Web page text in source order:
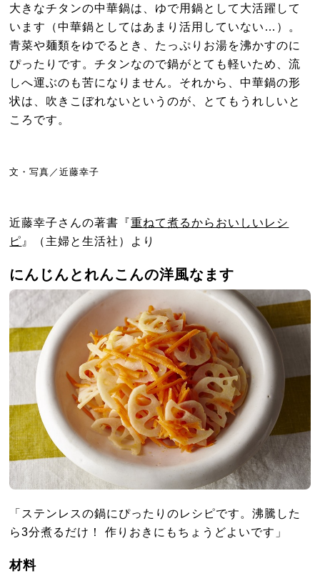
大きなチタンの中華鍋は、ゆで用鍋として大活躍して
います（中華鍋としてはあまり活用していない…）。
青菜や麺類をゆでるとき、たっぷりお湯を沸かすのに
ぴったりです。チタンなので鍋がとても軽いため、流
しへ運ぶのも苦になりません。それから、中華鍋の形
状は、吹きこぼれないというのが、とてもうれしいと
ころです。
文・写真／近藤幸子
近藤幸子さんの著書『重ねて煮るからおいしいレシ
ピ 』（主婦と生活社）より
にんじんとれんこんの洋風なます
「ステンレスの鍋にぴったりのレシピです。沸騰した
ら3分煮るだけ！ 作りおきにもちょうどよいです」
材料